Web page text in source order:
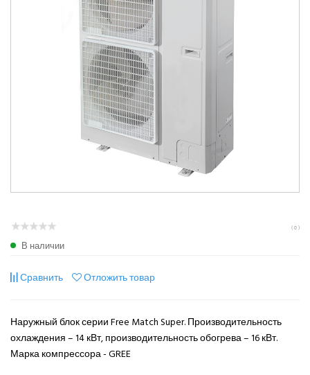
( 0 )
В наличии
Сравнить Отложить товар
Наружный блок серии Free Match Super. Производительность
охлаждения – 14 кВт, производительность обогрева – 16 кВт.
Марка компрессора - GREE